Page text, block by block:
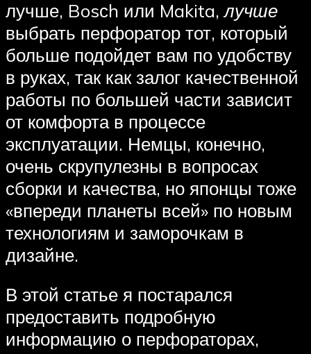
лучше, Bosсh или Makita,лучше
выбрать перфоратор тот, который
больше подойдет вам по удобству
в руках, так как залог качественной
работы по большей части зависит
от комфорта в процессе
эксплуатации. Немцы, конечно,
очень скрупулезны в вопросах
сборки и качества, но японцы тоже
«впереди планеты всей» по новым
технологиям и заморочкам в
дизайне.
В этой статье я постарался
предоставить подробную
информацию о перфораторах,